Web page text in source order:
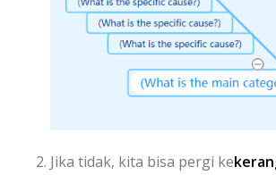
Jika tidak, kita bisa pergi ke